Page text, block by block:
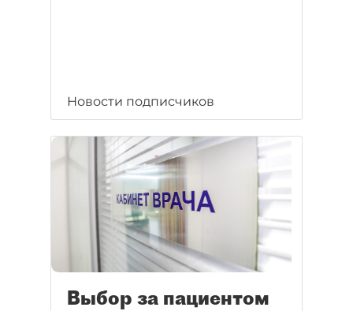
Новости подписчиков
Выбор за пациентом